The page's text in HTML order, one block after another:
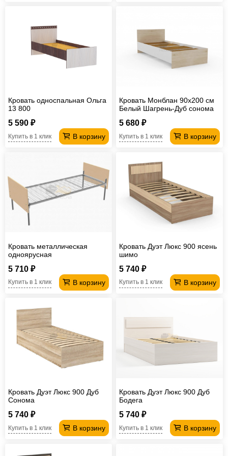
Кровать односпальная Ольга
13 800
5 590 ₽
В корзину
Купить в 1 клик
Кровать Монблан 90х200 см
Белый Шагрень-Дуб сонома
5 680 ₽
В корзину
Купить в 1 клик
Кровать металлическая
одноярусная
мм Сетка сварная
5 710 ₽
В корзину
Купить в 1 клик
Кровать Дуэт Люкс 900 ясень
шимо
5 740 ₽
В корзину
Купить в 1 клик
Кровать Дуэт Люкс 900 Дуб
Сонома
5 740 ₽
В корзину
Купить в 1 клик
Кровать Дуэт Люкс 900 Дуб
Бодега
5 740 ₽
В корзину
Купить в 1 клик